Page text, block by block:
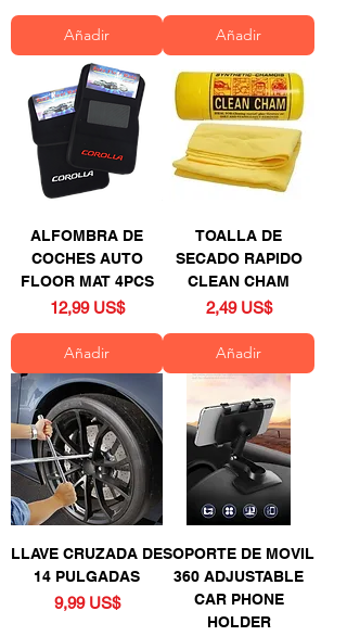
Añadir Añadir
ALFOMBRA DE
COCHES AUTO
FLOOR MAT 4PCS
Precio
12,99 US$
Añadir
TOALLA DE
SECADO RAPIDO
CLEAN CHAM
Precio
2,49 US$
Añadir
LLAVE CRUZADA DE
14 PULGADAS
Precio
9,99 US$
SOPORTE DE MOVIL
360 ADJUSTABLE
CAR PHONE
HOLDER